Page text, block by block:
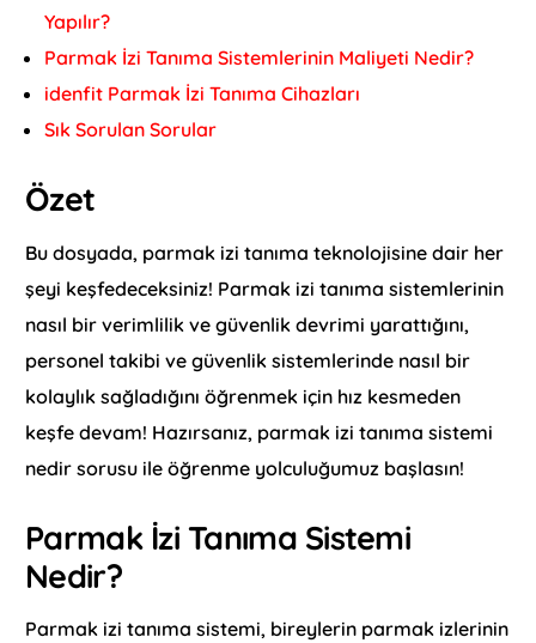
Yapılır?
Parmak İzi Tanıma Sistemlerinin Maliyeti Nedir?
idenfit Parmak İzi Tanıma Cihazları
Sık Sorulan Sorular
Özet
Bu dosyada, parmak izi tanıma teknolojisine dair her
şeyi keşfedeceksiniz! Parmak izi tanıma sistemlerinin
nasıl bir verimlilik ve güvenlik devrimi yarattığını,
personel takibi ve güvenlik sistemlerinde nasıl bir
kolaylık sağladığını öğrenmek için hız kesmeden
keşfe devam! Hazırsanız, parmak izi tanıma sistemi
nedir sorusu ile öğrenme yolculuğumuz başlasın!
Parmak İzi Tanıma Sistemi
Nedir?
Parmak izi tanıma sistemi, bireylerin parmak izlerinin